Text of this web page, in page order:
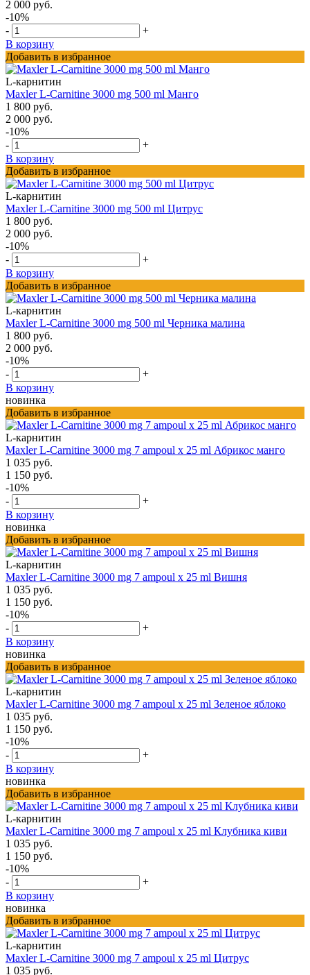
2 000 руб.
-10%
-
+
В корзину
Добавить в избранное
L-карнитин
Maxler L-Carnitine 3000 mg 500 ml Манго
1 800 руб.
2 000 руб.
-10%
-
+
В корзину
Добавить в избранное
L-карнитин
Maxler L-Carnitine 3000 mg 500 ml Цитрус
1 800 руб.
2 000 руб.
-10%
-
+
В корзину
Добавить в избранное
L-карнитин
Maxler L-Carnitine 3000 mg 500 ml Черника малина
1 800 руб.
2 000 руб.
-10%
-
+
В корзину
новинка
Добавить в избранное
L-карнитин
Maxler L-Carnitine 3000 mg 7 ampoul х 25 ml Абрикос манго
1 035 руб.
1 150 руб.
-10%
-
+
В корзину
новинка
Добавить в избранное
L-карнитин
Maxler L-Carnitine 3000 mg 7 ampoul х 25 ml Вишня
1 035 руб.
1 150 руб.
-10%
-
+
В корзину
новинка
Добавить в избранное
L-карнитин
Maxler L-Carnitine 3000 mg 7 ampoul х 25 ml Зеленое яблоко
1 035 руб.
1 150 руб.
-10%
-
+
В корзину
новинка
Добавить в избранное
L-карнитин
Maxler L-Carnitine 3000 mg 7 ampoul х 25 ml Клубника киви
1 035 руб.
1 150 руб.
-10%
-
+
В корзину
новинка
Добавить в избранное
L-карнитин
Maxler L-Carnitine 3000 mg 7 ampoul х 25 ml Цитрус
1 035 руб.